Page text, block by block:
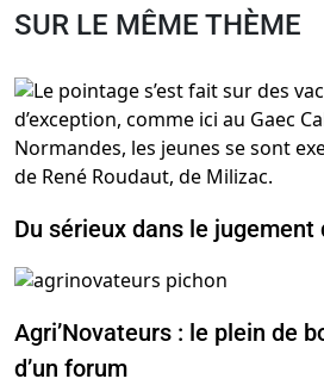
SUR LE MÊME THÈME
Du sérieux dans le jugement
Agri’Novateurs : le plein de
d’un forum